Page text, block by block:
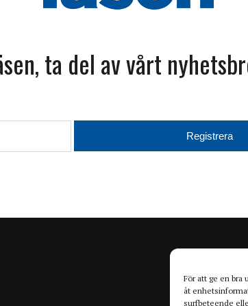
För att ge en bra
åt
surfbeteende
universitet. Vid invigningen
knutna till centrumet…
ta del av vårt